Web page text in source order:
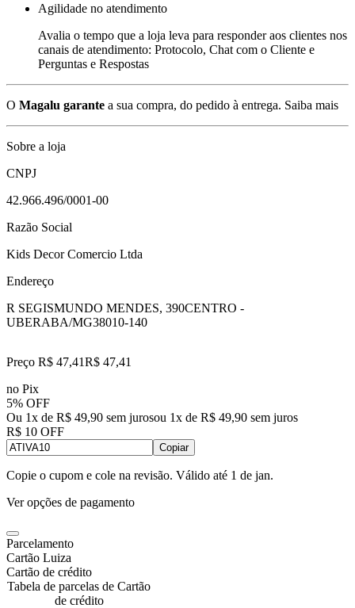
Agilidade no atendimento
Avalia o tempo que a loja leva para responder aos clientes nos
canais de atendimento: Protocolo, Chat com o Cliente e
Perguntas e Respostas
O Magalu garante a sua compra, do pedido à entrega. Saiba mais
Sobre a loja
CNPJ
42.966.496/0001-00
Razão Social
Kids Decor Comercio Ltda
Endereço
R SEGISMUNDO MENDES, 390CENTRO -
UBERABA/MG38010-140
Preço R$ 47,41R$ 47,41
no Pix
5% OFF
Ou 1x de R$ 49,90 sem jurosou 1x de R$ 49,90 sem juros
R$ 10 OFF
Copiar
Copie o cupom e cole na revisão. Válido até 1 de jan.
Ver opções de pagamento
Parcelamento
Cartão Luiza
Cartão de crédito
Tabela de parcelas de Cartão
de crédito